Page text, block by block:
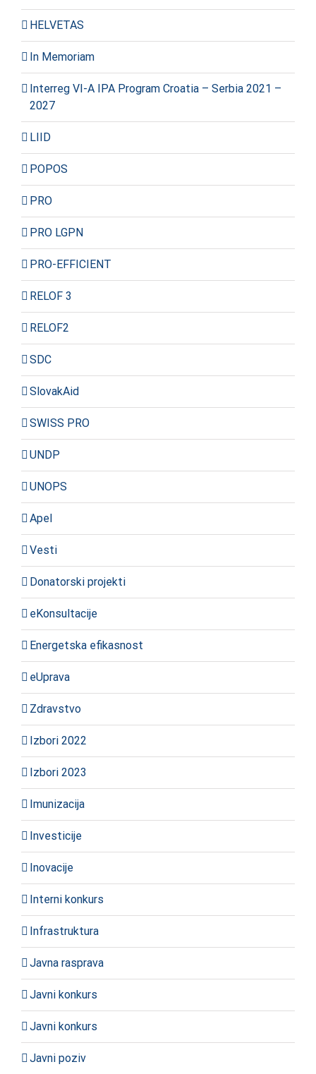
HELVETAS
In Memoriam
Interreg VI-A IPA Program Croatia – Serbia 2021 –
2027
LIID
POPOS
PRO
PRO LGPN
PRO-EFFICIENT
RELOF 3
RELOF2
SDC
SlovakAid
SWISS PRO
UNDP
UNOPS
Apel
Vesti
Donatorski projekti
eKonsultacije
Energetska efikasnost
eUprava
Zdravstvo
Izbori 2022
Izbori 2023
Imunizacija
Investicije
Inovacije
Interni konkurs
Infrastruktura
Javna rasprava
Javni konkurs
Javni konkurs
Javni poziv